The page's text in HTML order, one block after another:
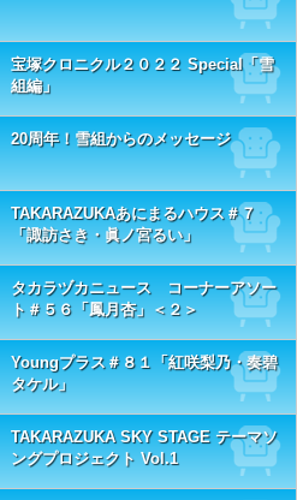
宝塚クロニクル２０２２ Special「雪
組編」
20周年！雪組からのメッセージ
TAKARAZUKAあにまるハウス＃７
「諏訪さき・眞ノ宮るい」
タカラヅカニュース コーナーアソー
ト＃５６「鳳月杏」＜２＞
Youngプラス＃８１「紅咲梨乃・奏碧
タケル」
TAKARAZUKA SKY STAGE テーマソ
ングプロジェクト Vol.1